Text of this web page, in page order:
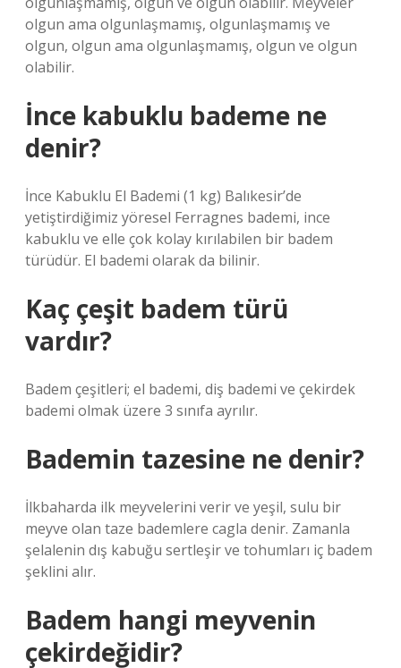
olgun ama olgunlaşmamış, olgunlaşmamış ve
olgun, olgun ama olgunlaşmamış, olgun ve olgun
olabilir.
İnce kabuklu bademe ne
denir?
İnce Kabuklu El Bademi (1 kg) Balıkesir’de
yetiştirdiğimiz yöresel Ferragnes bademi, ince
kabuklu ve elle çok kolay kırılabilen bir badem
türüdür. El bademi olarak da bilinir.
Kaç çeşit badem türü
vardır?
Badem çeşitleri; el bademi, diş bademi ve çekirdek
bademi olmak üzere 3 sınıfa ayrılır.
Bademin tazesine ne denir?
İlkbaharda ilk meyvelerini verir ve yeşil, sulu bir
meyve olan taze bademlere cagla denir. Zamanla
şelalenin dış kabuğu sertleşir ve tohumları iç badem
şeklini alır.
Badem hangi meyvenin
çekirdeğidir?